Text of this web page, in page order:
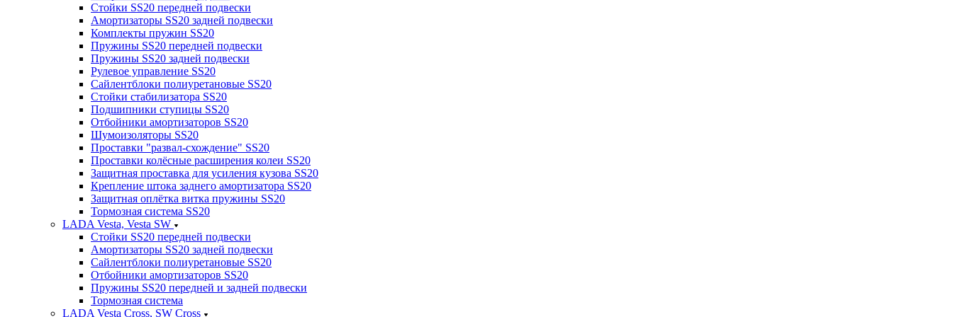
Стойки SS20 передней подвески
Амортизаторы SS20 задней подвески
Комплекты пружин SS20
Пружины SS20 передней подвески
Пружины SS20 задней подвески
Рулевое управление SS20
Сайлентблоки полиуретановые SS20
Стойки стабилизатора SS20
Подшипники ступицы SS20
Отбойники амортизаторов SS20
Шумоизоляторы SS20
Проставки "развал-схождение" SS20
Проставки колёсные расширения колеи SS20
Защитная проставка для усиления кузова SS20
Крепление штока заднего амортизатора SS20
Защитная оплётка витка пружины SS20
Тормозная система SS20
LADA Vesta, Vesta SW
Стойки SS20 передней подвески
Амортизаторы SS20 задней подвески
Сайлентблоки полиуретановые SS20
Отбойники амортизаторов SS20
Пружины SS20 передней и задней подвески
Тормозная система
LADA Vesta Cross, SW Cross